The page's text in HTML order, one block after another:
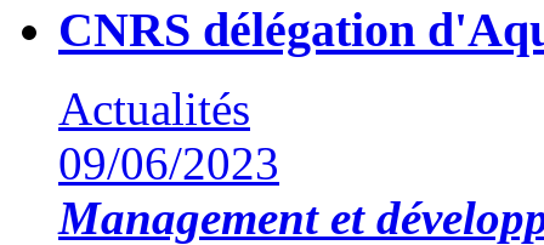
CNRS délégation
Actualités
09/06/2023
Management et